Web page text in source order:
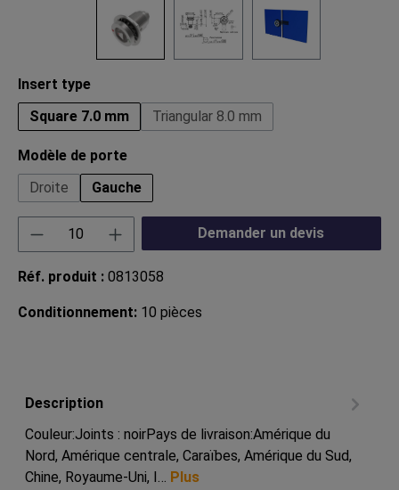
Sélectionnez
Insert type
Square 7.0 mm
Triangular 8.0 mm
Sélectionnez
Modèle de porte
Droite
Gauche
Quantité de produit : Entrez la quantité
Demander un devis
Réf. produit : 0813058
Conditionnement: 10 pièces
Description
Couleur:Joints : noirPays de livraison:Amérique du
Nord, Amérique centrale, Caraïbes, Amérique du Sud,
Chine, Royaume-Uni, I… Plus